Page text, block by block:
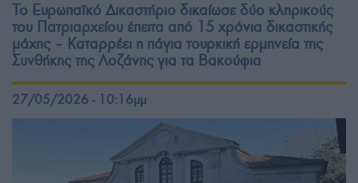
Το Ευρωπαϊκό Δικαστήριο δικαίωσε δύο κληρικούς
του Πατριαρχείου έπειτα από 15 χρόνια δικαστικής
μάχης – Καταρρέει η πάγια τουρκική ερμηνεία της
Συνθήκης της Λοζάνης για τα Βακούφια
27/05/2026 - 10:16μμ